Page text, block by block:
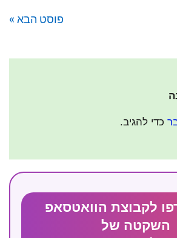
פוסט הבא »
כדי להגיב.
לקבוצת הוואטסאפ
השקטה של